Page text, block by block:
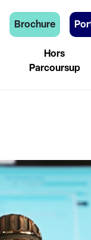
Brochure
Hors
Parcoursup